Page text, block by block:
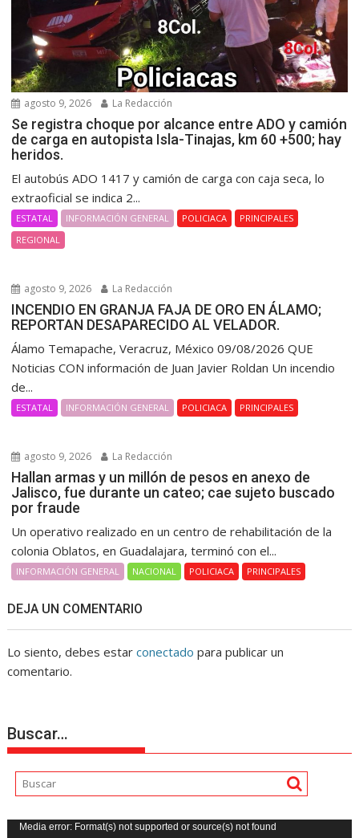
agosto 9, 2026 La Redacción
Se registra choque por alcance entre ADO y camión
de carga en autopista Isla-Tinajas, km 60 +500; hay
heridos.
El autobús ADO 1417 y camión de carga con caja seca, lo
extraoficial se indica 2...
ESTATAL INFORMACIÓN GENERAL POLICIACA
PRINCIPALES
REGIONAL
agosto 9, 2026 La Redacción
INCENDIO EN GRANJA FAJA DE ORO EN ÁLAMO;
REPORTAN DESAPARECIDO AL VELADOR.
Álamo Temapache, Veracruz, México 09/08/2026 QUE
Noticias CON información de Juan Javier Roldan Un incendio
de...
ESTATAL INFORMACIÓN GENERAL POLICIACA PRINCIPALES
agosto 9, 2026 La Redacción
Hallan armas y un millón de pesos en anexo de
Jalisco, fue durante un cateo; cae sujeto buscado
por fraude
Un operativo realizado en un centro de rehabilitación de la
colonia Oblatos, en Guadalajara, terminó con el...
INFORMACIÓN GENERAL NACIONAL POLICIACA PRINCIPALES
DEJA UN COMENTARIO
Lo siento, debes estarconectado para publicar un
comentario.
Buscar…
Reproductor
Media error: Format(s) not supported or source(s) not found